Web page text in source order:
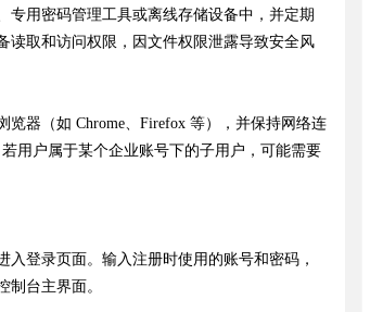
用密码管理工具或离线存储设备中，并定期
读取和访问权限，因文件权限泄露导致安全风
器（如 Chrome、Firefox 等），并保持网络连
用户属于某个企业账号下的子用户，可能需要
登录页面。输入注册时使用的账号和密码，
台主界面。